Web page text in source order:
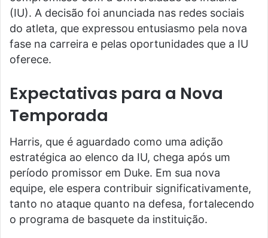
(IU). A decisão foi anunciada nas redes sociais
do atleta, que expressou entusiasmo pela nova
fase na carreira e pelas oportunidades que a IU
oferece.
Expectativas para a Nova
Temporada
Harris, que é aguardado como uma adição
estratégica ao elenco da IU, chega após um
período promissor em Duke. Em sua nova
equipe, ele espera contribuir significativamente,
tanto no ataque quanto na defesa, fortalecendo
o programa de basquete da instituição.